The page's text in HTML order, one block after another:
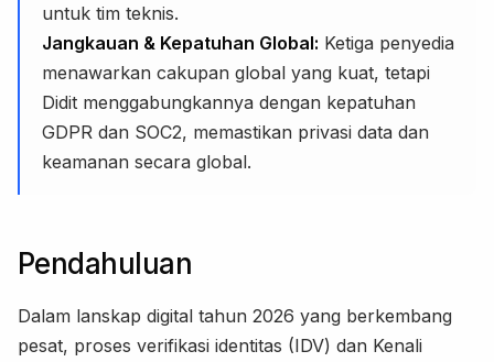
untuk tim teknis.
Jangkauan & Kepatuhan Global: Ketiga penyedia
menawarkan cakupan global yang kuat, tetapi
Didit menggabungkannya dengan kepatuhan
GDPR dan SOC2, memastikan privasi data dan
keamanan secara global.
Pendahuluan
Dalam lanskap digital tahun 2026 yang berkembang
pesat, proses verifikasi identitas (IDV) dan Kenali